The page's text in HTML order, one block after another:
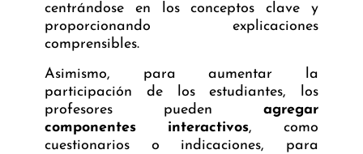
centrándose en los conceptos clave y
proporcionando explicaciones
comprensibles.
Asimismo, para aumentar la
participación de los estudiantes, los
profesores pueden agregar
componentes interactivos, como
cuestionarios o indicaciones, para